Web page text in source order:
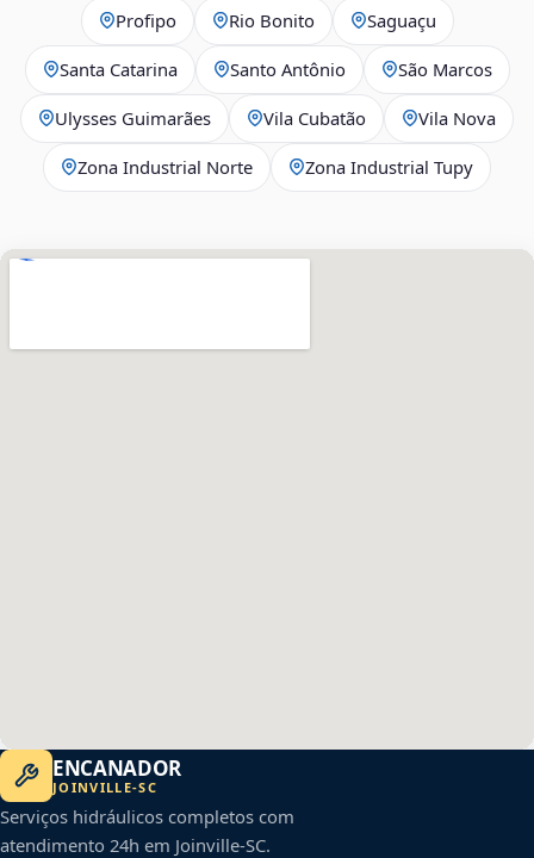
Profipo Rio Bonito Saguaçu
Santa Catarina Santo Antônio São Marcos
Ulysses Guimarães Vila Cubatão Vila Nova
Zona Industrial Norte Zona Industrial Tupy
ENCANADOR
JOINVILLE-SC
Serviços hidráulicos completos com
atendimento 24h em Joinville-SC.